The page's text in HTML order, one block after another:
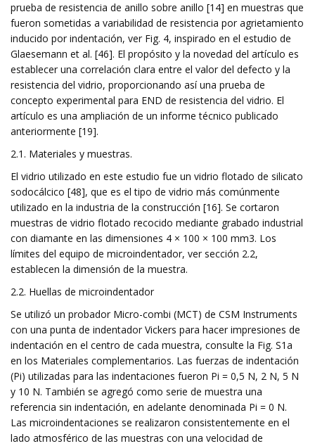
prueba de resistencia de anillo sobre anillo [14] en muestras que
fueron sometidas a variabilidad de resistencia por agrietamiento
inducido por indentación, ver Fig. 4, inspirado en el estudio de
Glaesemann et al. [46]. El propósito y la novedad del artículo es
establecer una correlación clara entre el valor del defecto y la
resistencia del vidrio, proporcionando así una prueba de
concepto experimental para END de resistencia del vidrio. El
artículo es una ampliación de un informe técnico publicado
anteriormente [19].
2.1. Materiales y muestras.
El vidrio utilizado en este estudio fue un vidrio flotado de silicato
sodocálcico [48], que es el tipo de vidrio más comúnmente
utilizado en la industria de la construcción [16]. Se cortaron
muestras de vidrio flotado recocido mediante grabado industrial
con diamante en las dimensiones 4 × 100 × 100 mm3. Los
límites del equipo de microindentador, ver sección 2.2,
establecen la dimensión de la muestra.
2.2. Huellas de microindentador
Se utilizó un probador Micro-combi (MCT) de CSM Instruments
con una punta de indentador Vickers para hacer impresiones de
indentación en el centro de cada muestra, consulte la Fig. S1a
en los Materiales complementarios. Las fuerzas de indentación
(Pi) utilizadas para las indentaciones fueron Pi = 0,5 N, 2 N, 5 N
y 10 N. También se agregó como serie de muestra una
referencia sin indentación, en adelante denominada Pi = 0 N.
Las microindentaciones se realizaron consistentemente en el
lado atmosférico de las muestras con una velocidad de